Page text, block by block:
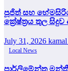
පූජිත් සහ
ක්‍රේෂ්ත්‍රය තුල
July 31, 2026
Local News
පාර්ලිමේන්තු